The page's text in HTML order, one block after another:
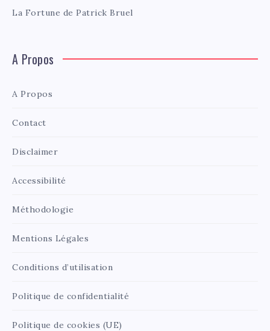
La Fortune de Patrick Bruel
A Propos
A Propos
Contact
Disclaimer
Accessibilité
Méthodologie
Mentions Légales
Conditions d’utilisation
Politique de confidentialité
Politique de cookies (UE)